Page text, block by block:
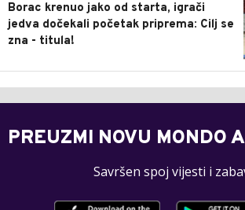
Borac krenuo jako od starta, igrači
jedva dočekali početak priprema: Cilj se
zna - titula!
PREUZMI NOVU MONDO
Savršen spoj vijesti i